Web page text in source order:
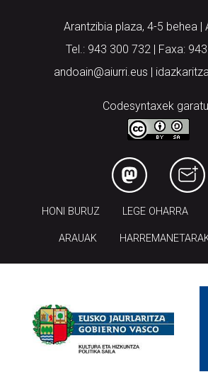
Arantzibia plaza, 4-5 behea |
Tel.: 943 300 732 | Faxa:
andoain@aiurri.eus |
Codesyntaxek
HONI BURUZ LEGE OHARRA
ARAUAK